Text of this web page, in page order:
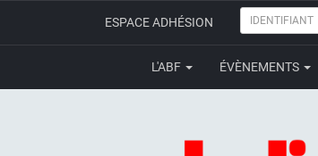
ESPACE ADHÉSION IDENTIFIANT
L'ABF ÉVÈNEMENTS